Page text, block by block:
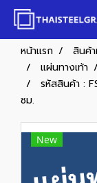
หน้าแรก สินค้
แผ่นทางเท้า
รหัสสินค้า :
ซม.
New